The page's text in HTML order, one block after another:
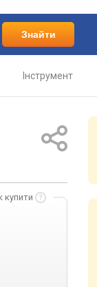
Знайти
Інструмент
купити